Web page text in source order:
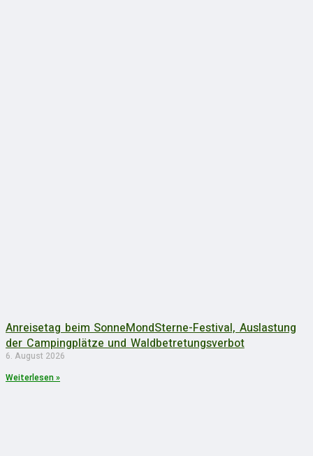
Anreisetag beim SonneMondSterne-Festival, Auslastung
der Campingplätze und Waldbetretungsverbot
6. August 2026
Weiterlesen »